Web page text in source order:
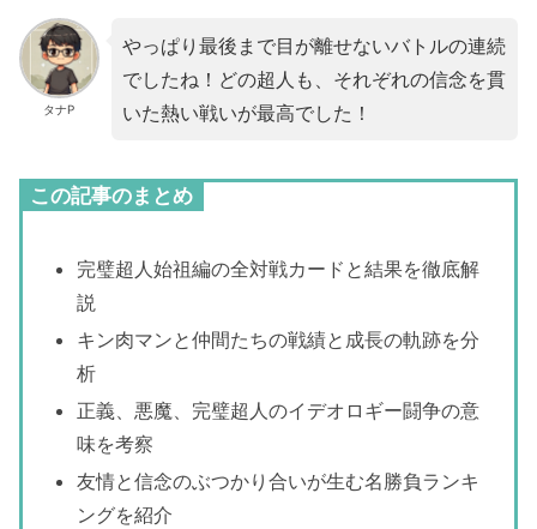
タナP
やっぱり最後まで目が離せないバトルの連続
でしたね！どの超人も、それぞれの信念を貫
いた熱い戦いが最高でした！
この記事のまとめ
完璧超人始祖編の全対戦カードと結果を徹底解
説
キン肉マンと仲間たちの戦績と成長の軌跡を分
析
正義、悪魔、完璧超人のイデオロギー闘争の意
味を考察
友情と信念のぶつかり合いが生む名勝負ランキ
ングを紹介